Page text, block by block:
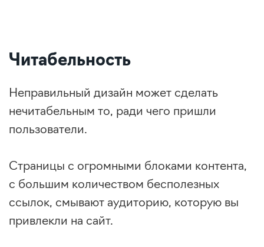
Читабельность
Неправильный дизайн может сделать
нечитабельным то, ради чего пришли
пользователи.
Страницы с огромными блоками контента,
с большим количеством бесполезных
ссылок, смывают аудиторию, которую вы
привлекли на сайт.